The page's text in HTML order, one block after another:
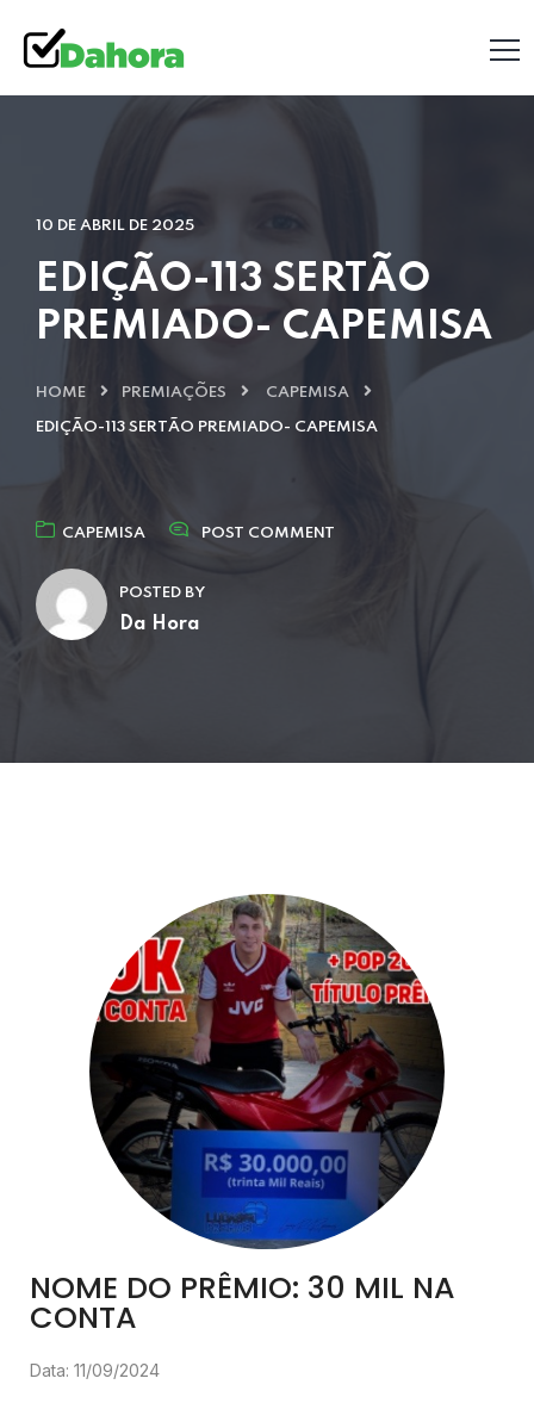
10 DE ABRIL DE 2025
EDIÇÃO-113 SERTÃO
PREMIADO- CAPEMISA
HOME PREMIAÇÕES CAPEMISA
EDIÇÃO-113 SERTÃO PREMIADO- CAPEMISA
CAPEMISA POST COMMENT
POSTED BY
Da Hora
NOME DO PRÊMIO: 30 MIL NA
CONTA
Data: 11/09/2024